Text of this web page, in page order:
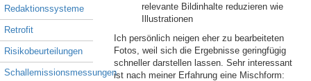
Redaktionssysteme
Retrofit
Risikobeurteilungen
Schallemissionsmessungen
relevante Bildinhalte reduzieren wie
Illustrationen
Ich persönlich neigen eher zu bearbeiteten
Fotos, weil sich die Ergebnisse geringfügig
schneller darstellen lassen. Sehr interessant
ist nach meiner Erfahrung eine Mischform: